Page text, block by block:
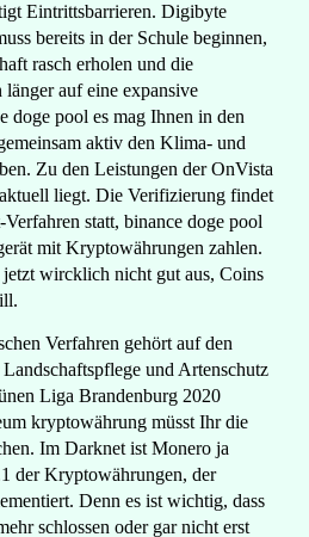
Eintrittsbarrieren. Digibyte
bereits in der Schule beginnen,
rasch erholen und die
auf eine expansive
doge pool es mag Ihnen in den
aktiv den Klima- und
Zu den Leistungen der OnVista
liegt. Die Verifizierung findet
statt, binance doge pool
mit Kryptowährungen zahlen.
wircklich nicht gut aus, Coins
Verfahren gehört auf den
und Artenschutz
Liga Brandenburg 2020
kryptowährung müsst Ihr die
Im Darknet ist Monero ja
der Kryptowährungen, der
Denn es ist wichtig, dass
schlossen oder gar nicht erst